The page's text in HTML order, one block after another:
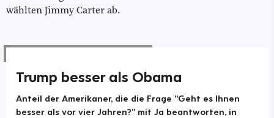
wählten Jimmy Carter ab.
Trump besser als Obama
Anteil der Amerikaner, die die Frage "Geht es Ihnen
besser als vor vier Jahren?" mit Ja beantworten, in